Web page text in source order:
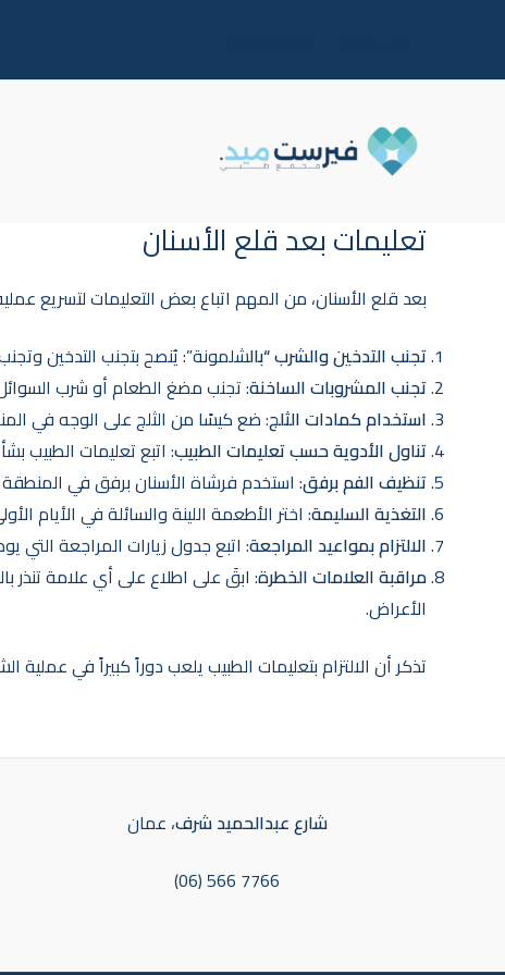
المحتوى
تعليمات بعد قلع الأسنان
بعد قلع الأسنان، من المهم اتباع بعض التعليمات لتسريع
تجنب التدخين والشرب “بالشلمونة”: يُنصح بتجنب التدخين وتجنب استخدام
تجنب المشروبات الساخنة: تجنب مضغ الطعام أو شرب السوائل الساخنة في
استخدام كمادات الثلج: ضع كيسًا من الثلج على الوجه في المنطقة المصابة لمدة
تناول الأدوية حسب تعليمات الطبيب: اتبع تعليمات الطبيب
تنظيف الفم برفق: استخدم فرشاة الأسنان برفق في المنطقة
التغذية السليمة: اختر الأطعمة اللينة والسائلة في الأيام
الالتزام بمواعيد المراجعة: اتبع جدول زيارات المراجعة التي
مراقبة العلامات الخطرة: ابقَ على اطلاع على أي علامة تنذر
الأعراض.
تذكر أن الالتزام بتعليمات الطبيب يلعب دوراً كبيراً في
شارع عبدالحميد شرف، عمان
(06) 566 7766